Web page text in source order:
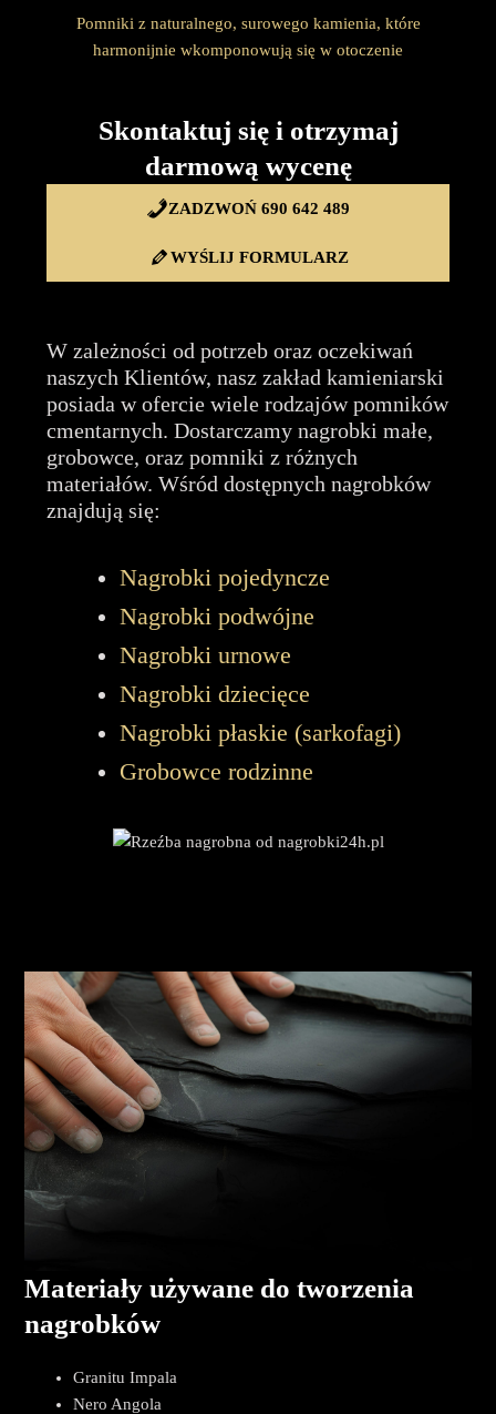
Pomniki z naturalnego, surowego kamienia, które
harmonijnie wkomponowują się w otoczenie
Skontaktuj się i otrzymaj
darmową wycenę
ZADZWOŃ 690 642 489
WYŚLIJ FORMULARZ
W zależności od potrzeb oraz oczekiwań
naszych Klientów, nasz zakład kamieniarski
posiada w ofercie wiele rodzajów pomników
cmentarnych. Dostarczamy nagrobki małe,
grobowce, oraz pomniki z różnych
materiałów. Wśród dostępnych nagrobków
znajdują się:
Nagrobki pojedyncze
Nagrobki podwójne
Nagrobki urnowe
Nagrobki dziecięce
Nagrobki płaskie (sarkofagi)
Grobowce rodzinne
Materiały używane do tworzenia
nagrobków
Granitu Impala
Nero Angola